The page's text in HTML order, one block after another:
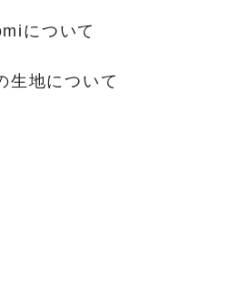
について
生地について
ト専門サイト ギフトモールに
BIAS DOT」の開発裏話など
ゼントでは、編集部のおすすめ